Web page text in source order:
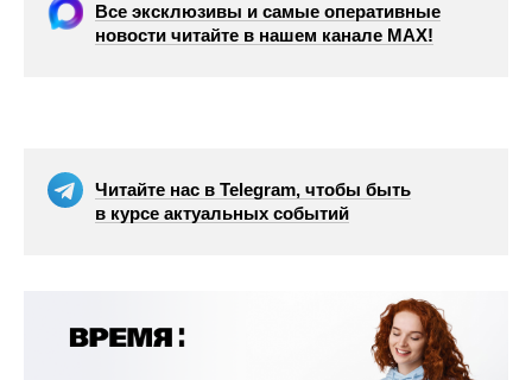
Все эксклюзивы и самые оперативные
новости читайте в нашем канале МАХ!
Читайте нас в Telegram, чтобы быть
в курсе актуальных событий